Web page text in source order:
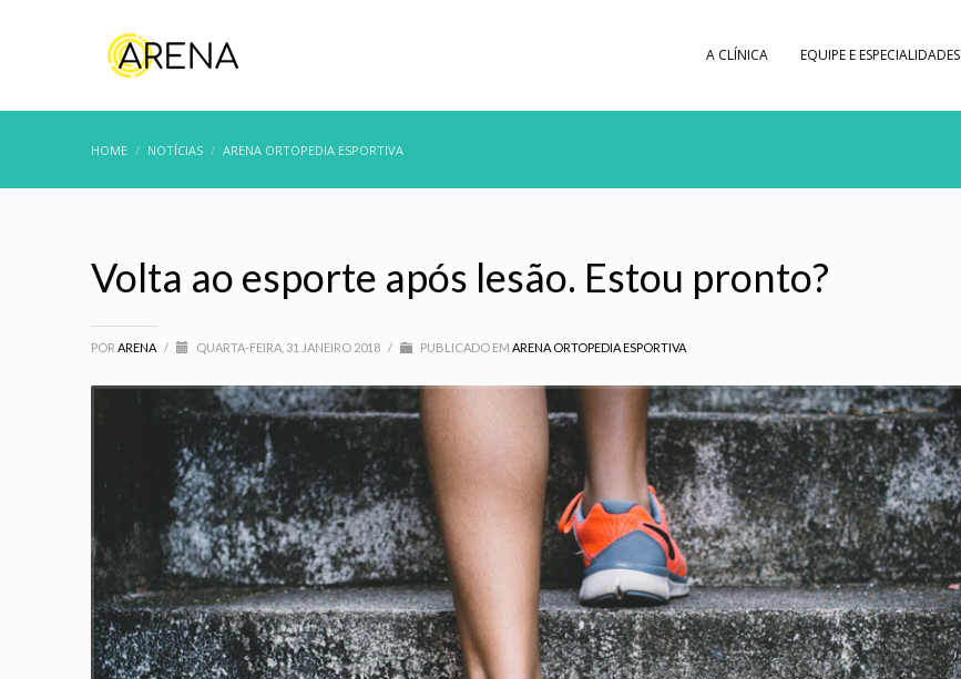
A CLÍNICA EQUIPE E ESPECIALIDADES
HOME NOTÍCIAS ARENA ORTOPEDIA ESPORTIVA
Volta ao esporte após lesão. Estou pronto?
POR ARENA / QUARTA-FEIRA, 31 JANEIRO 2018 / PUBLICADO EM ARENA ORTOPEDIA ESPORTIVA